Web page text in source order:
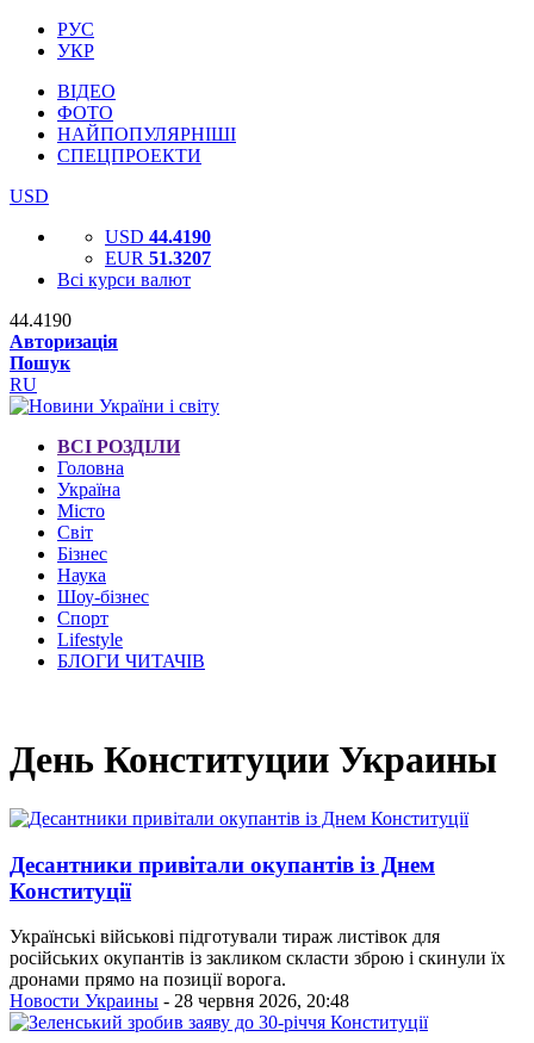
РУС
УКР
ВІДЕО
ФОТО
НАЙПОПУЛЯРНІШІ
СПЕЦПРОЕКТИ
USD
USD 44.4190
EUR 51.3207
Всі курси валют
44.4190
Авторизація
Пошук
RU
ВСІ РОЗДІЛИ
Головна
Україна
Місто
Світ
Бізнес
Наука
Шоу-бізнес
Спорт
Lifestyle
БЛОГИ ЧИТАЧІВ
День Конституции Украины
Десантники привітали окупантів із Днем
Конституції
Українські військові підготували тираж листівок для
російських окупантів із закликом скласти зброю і скинули їх
дронами прямо на позиції ворога.
Новости Украины - 28 червня 2026, 20:48